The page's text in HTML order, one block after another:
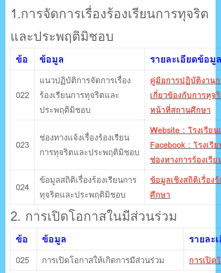
1.การจัดการเรื่องร้องเรียนการทุจริต
และประพฤติมิชอบ
ข้อ ข้อมูล รายละเอียดข้อมู
022
แนวปฏิบัติการจัดการเรื่อง
ร้องเรียนการทุจริตและ
ประพฤติมิชอบ
คู่มือการปฏิบัติงานก
เกี่ยวข้องกับการทุ
หน้าที่สถานศึกษา
023
ช่องทางแจ้งเรื่องร้องเรียน
การทุจริตและประพฤติมิชอบ
Website : โรงเรีย
Facebook : โรงเรี
ช่องทางการร้องเรีย
024
ข้อมูลสถิติเรื่องร้องเรียนการ
ทุจริตและประพฤติมิชอบ
ข้อมูลเชิงสถิติเรื่อง
ศึกษา
2. การเปิดโอกาสในมีส่วนร่วม
ข้อ ข้อมูล รายละ
025 การเปิดโอกาสให้เกิดการมีส่วนร่วม การเปิด